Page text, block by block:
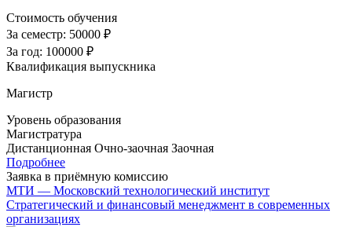
Стоимость обучения
За семестр: 50000 ₽
За год: 100000 ₽
Квалификация выпускника
Магистр
Уровень образования
Магистратура
Дистанционная Очно-заочная Заочная
Подробнее
Заявка в приёмную комиссию
МТИ — Московский технологический институт
Стратегический и финансовый менеджмент в современных
организациях